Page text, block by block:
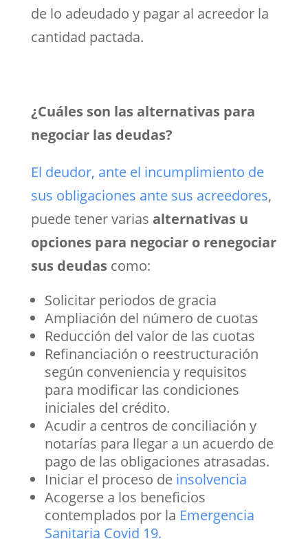
de lo adeudado y pagar al acreedor la
cantidad pactada.
¿Cuáles son las alternativas para
negociar las deudas?
El deudor, ante el incumplimiento de
sus obligaciones ante sus acreedores,
puede tener varias alternativas u
opciones para negociar o renegociar
sus deudascomo:
Solicitar periodos de gracia
Ampliación del número de cuotas
Reducción del valor de las cuotas
Refinanciación o reestructuración
según conveniencia y requisitos
para modificar las condiciones
iniciales del crédito.
Acudir a centros de conciliación y
notarías para llegar a un acuerdo de
pago de las obligaciones atrasadas.
Iniciar el proceso de insolvencia
Acogerse a los beneficios
contemplados por la Emergencia
Sanitaria Covid 19.